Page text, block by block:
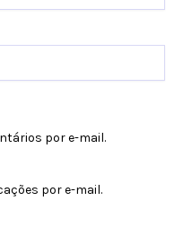
por e-mail.
por e-mail.